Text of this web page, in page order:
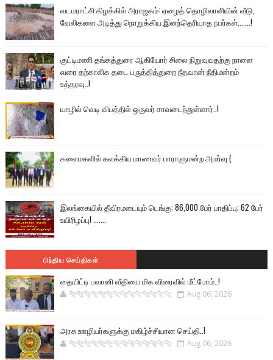
வடமராட்சி கிழக்கில் அராஜகம்: ஏழைத் தொழிலாளியின் வீடு,
வேலிகளை அடித்து நொறுக்கிய இனந்தெரியாத நபர்கள்.......!
குட்டிமணி தங்கத்துரை ஆகியோர் சிலை நிறுவுவதற்கு நாளை
வரை தற்காலிக தடை பருத்தித்துறை நீதவான் நீதிமன்றம்
உத்தரவு..!
யாழில் வெடி விபத்தில் ஒருவர் சாவடைந்துள்ளார்..!
கலைமகளில் கலக்கிய மாணவர் பாராளுமன்ற அமர்வு (
இலங்கையில் தீவிரமடையும் டெங்கு: 86,000 பேர் பாதிப்பு; 62 பேர்
உயிரிழப்பு! .......
பிந்திய செய்திகள்
தையிட்டி பவானி வீதியை மிக விரைவில் மீட்போம்..!
🐅🐅🐅🐅🐅🐅🐆🐆🐆🐆🐆🐆🐆🐆 Aug 06, 2026
அரசு ஊழியர்களுக்கு மகிழ்ச்சியான செய்தி..!
🐅🐅🐅🐅🐅🐅🐆🐆🐆🐆🐆🐆🐆🐆 Aug 06, 2026